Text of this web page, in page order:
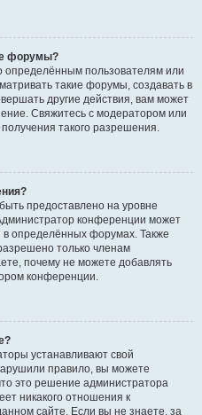
форумы?
пользователям или
такие форумы, создавать в
другие действия, вам может
Свяжитесь с модератором или
такого разрешения.
предоставлено на уровне
конференции может
определённых форумах. Также
только членам
почему не можете добавлять
конференции.
устанавливают свой
правило, вы можете
это решение администратора
никакого отношения к
сайте. Если вы не знаете, за